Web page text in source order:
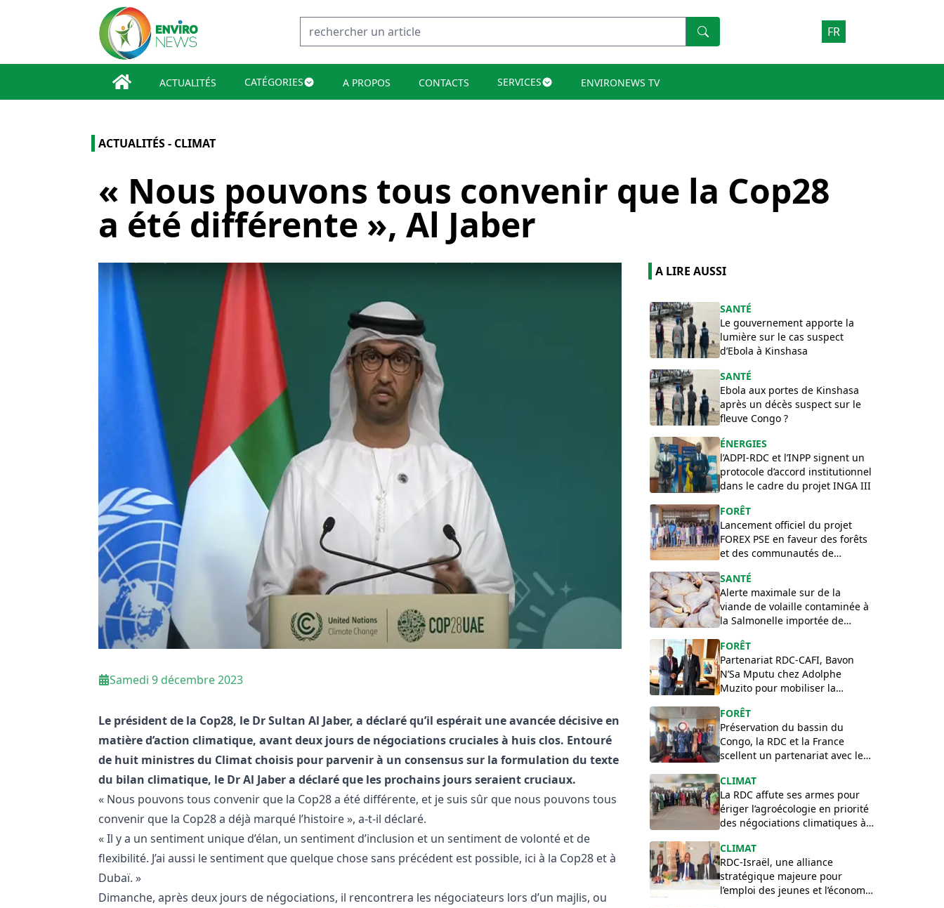
FR
ACTUALITÉS CATÉGORIES A PROPOS CONTACTS SERVICES ENVIRONEWS TV
ACTUALITÉS - CLIMAT
« Nous pouvons tous convenir que la Cop28
a été différente », Al Jaber
Samedi 9 décembre 2023
Le président de la Cop28, le Dr Sultan Al Jaber, a déclaré qu’il espérait une avancée décisive en
matière d’action climatique, avant deux jours de négociations cruciales à huis clos. Entouré
de huit ministres du Climat choisis pour parvenir à un consensus sur la formulation du texte
du bilan climatique, le Dr Al Jaber a déclaré que les prochains jours seraient cruciaux.
« Nous pouvons tous convenir que la Cop28 a été différente, et je suis sûr que nous pouvons tous
convenir que la Cop28 a déjà marqué l’histoire », a-t-il déclaré.
« Il y a un sentiment unique d’élan, un sentiment d’inclusion et un sentiment de volonté et de
flexibilité. J’ai aussi le sentiment que quelque chose sans précédent est possible, ici à la Cop28 et à
Dubaï. »
Dimanche, après deux jours de négociations, il rencontrera les négociateurs lors d’un majlis, ou
A LIRE AUSSI
SANTÉ
Le gouvernement apporte la
lumière sur le cas suspect
d’Ebola à Kinshasa
SANTÉ
Ebola aux portes de Kinshasa
après un décès suspect sur le
fleuve Congo ?
ÉNERGIES
l’ADPI-RDC et l’INPP signent un
protocole d’accord institutionnel
dans le cadre du projet INGA III
FORÊT
Lancement officiel du projet
FOREX PSE en faveur des forêts
et des communautés de
SANTÉ
Alerte maximale sur de la
viande de volaille contaminée à
la Salmonelle importée de
FORÊT
Partenariat RDC-CAFI, Bavon
N’Sa Mputu chez Adolphe
Muzito pour mobiliser la
FORÊT
Préservation du bassin du
Congo, la RDC et la France
scellent un partenariat avec le
​CLIMAT
La RDC affute ses armes pour
ériger l’agroécologie en priorité
des négociations climatiques à
CLIMAT
RDC-Israël, une alliance
stratégique majeure pour
l’emploi des jeunes et l’économie